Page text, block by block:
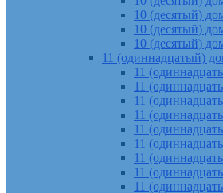
10 (десятый)
10 (десятый)
10 (десятый)
11 (одиннадцатый)
11
11
11
11
11
11
11
11
11